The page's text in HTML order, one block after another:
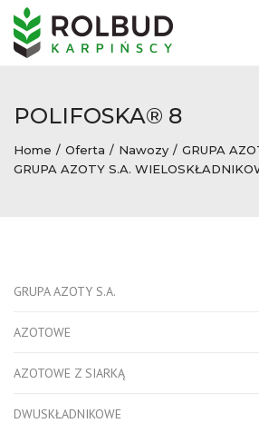
POLIFOSKA® 8
Home Oferta Nawozy
GRUPA
GRUPA AZOTY S.A.
GRUPA AZOTY S.A.
AZOTOWE
AZOTOWE Z SIARKĄ
DWUSKŁADNIKOWE